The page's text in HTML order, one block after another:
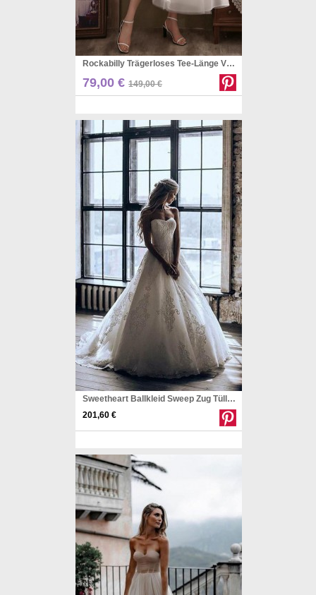
Rockabilly Trägerloses Tee-Länge Vintage Brautkleid PWH002
79,00 € 149,00 €
Pinterest
Sweetheart Ballkleid Sweep Zug Tüll Brautkleid Mit Applikationen Twa4422
201,60 €